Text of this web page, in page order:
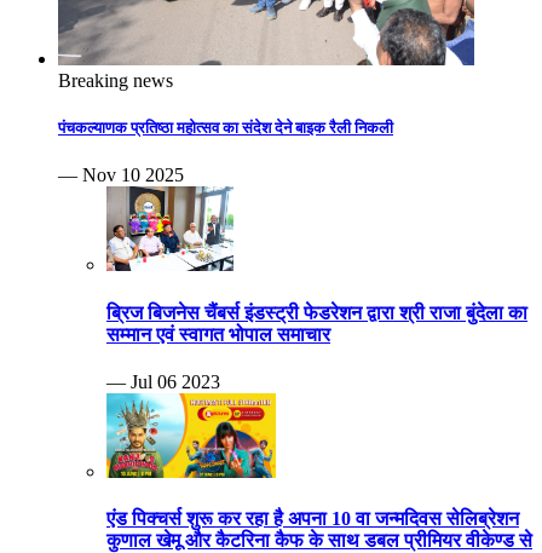
Breaking news
पंचकल्याणक प्रतिष्ठा महोत्सव का संदेश देने बाइक रैली निकली
— Nov 10 2025
ब्रिज बिजनेस चैंबर्स इंडस्ट्री फेडरेशन द्वारा श्री राजा बुंदेला का
सम्मान एवं स्वागत भोपाल समाचार
— Jul 06 2023
एंड पिक्चर्स शुरू कर रहा है अपना 10 वा जन्मदिवस सेलिब्रेशन
कुणाल खेमू और कैटरिना कैफ के साथ डबल प्रीमियर वीकेण्ड से